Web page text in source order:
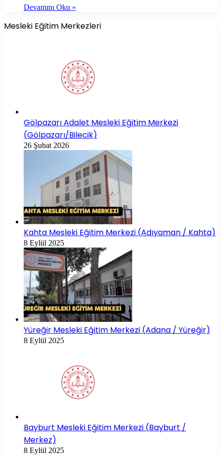
Devamını Oku »
Mesleki Eğitim Merkezleri
Gölpazarı Adalet Mesleki Eğitim Merkezi
(Gölpazarı/Bilecik)
26 Şubat 2026
Kahta Mesleki Eğitim Merkezi (Adıyaman / Kahta)
8 Eylül 2025
Yüreğir Mesleki Eğitim Merkezi (Adana / Yüreğir)
8 Eylül 2025
Bayburt Mesleki Eğitim Merkezi (Bayburt /
Merkez)
8 Eylül 2025